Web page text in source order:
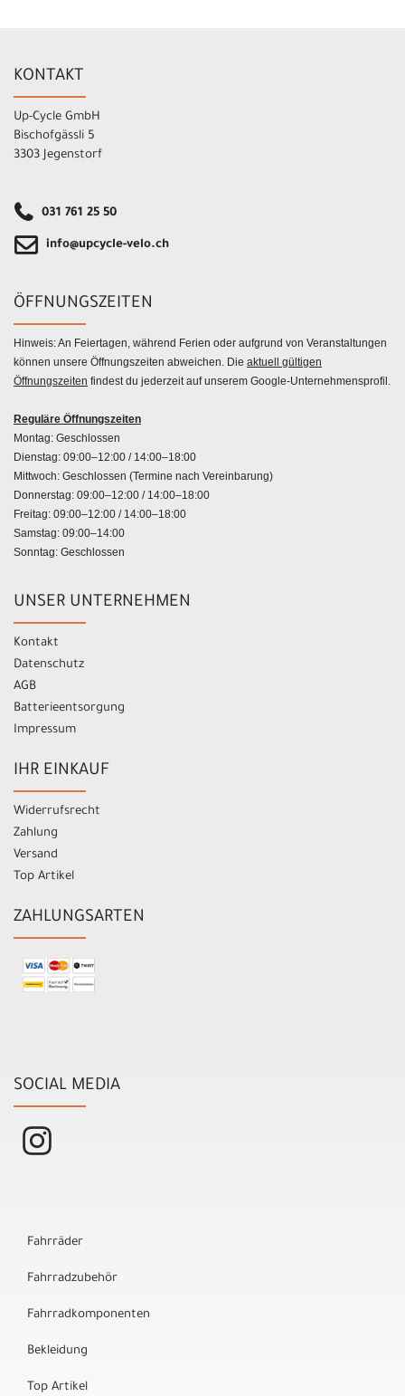
KONTAKT
Up-Cycle GmbH
Bischofgässli 5
3303 Jegenstorf
031 761 25 50
info@upcycle-velo.ch
ÖFFNUNGSZEITEN
Hinweis: An Feiertagen, während Ferien oder aufgrund von Veranstaltungen
können unsere Öffnungszeiten abweichen. Die aktuell gültigen
Öffnungszeiten findest du jederzeit auf unserem Google-Unternehmensprofil.
Reguläre Öffnungszeiten
Montag: Geschlossen
Dienstag: 09:00–12:00 / 14:00–18:00
Mittwoch: Geschlossen (Termine nach Vereinbarung)
Donnerstag: 09:00–12:00 / 14:00–18:00
Freitag: 09:00–12:00 / 14:00–18:00
Samstag: 09:00–14:00
Sonntag: Geschlossen
UNSER UNTERNEHMEN
Kontakt
Datenschutz
AGB
Batterieentsorgung
Impressum
IHR EINKAUF
Widerrufsrecht
Zahlung
Versand
Top Artikel
ZAHLUNGSARTEN
SOCIAL MEDIA
Fahrräder
Fahrradzubehör
Fahrradkomponenten
Bekleidung
Top Artikel